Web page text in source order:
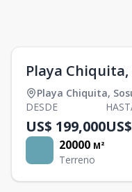
Playa
Playa Chiquita,
DESDE
US$ 199,000
20000 M²
Terreno